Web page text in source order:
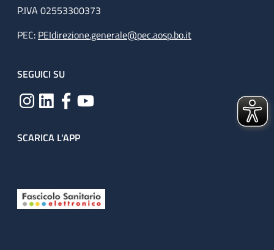
P.IVA 02553300373
PEC: PEIdirezione.generale@pec.aosp.bo.it
SEGUICI SU
SCARICA L'APP